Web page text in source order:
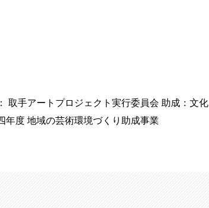
取手アートプロジェクト実行委員会 助成：文化
年度 地域の芸術環境づくり助成事業